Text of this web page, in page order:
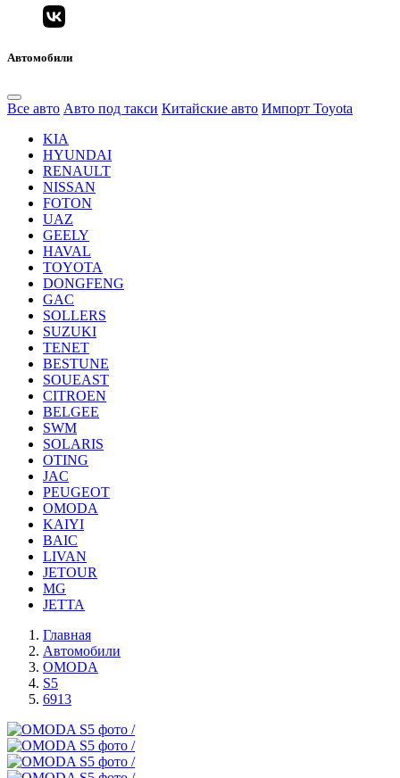
Автомобили
Все авто Авто под такси Китайские авто Импорт Toyota
KIA
HYUNDAI
RENAULT
NISSAN
FOTON
UAZ
GEELY
HAVAL
TOYOTA
DONGFENG
GAC
SOLLERS
SUZUKI
TENET
BESTUNE
SOUEAST
CITROEN
BELGEE
SWM
SOLARIS
OTING
JAC
PEUGEOT
OMODA
KAIYI
BAIC
LIVAN
JETOUR
MG
JETTA
Главная
Автомобили
OMODA
S5
6913